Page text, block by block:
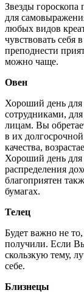
Звезды гороскопа
для
любых видов
чувствовать себя
преподнести
можно чаще.
Овен
Хороший день
сотрудниками,
лицам. Вы
в их
качества,
Хороший день для
распределения
благоприятен
бумагах.
Телец
Будет важно не
получили. Если Вы
скользкую тему,
себе.
Близнецы